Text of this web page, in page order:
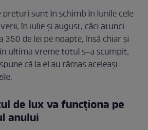
prețuri sunt în schimb în lunile cele
în iulie și august, căci atunci
350 de lei pe noapte, însă chiar și
ultima vreme totul s-a scumpit,
că la el au rămas aceleași
de lux va funcționa pe
anului